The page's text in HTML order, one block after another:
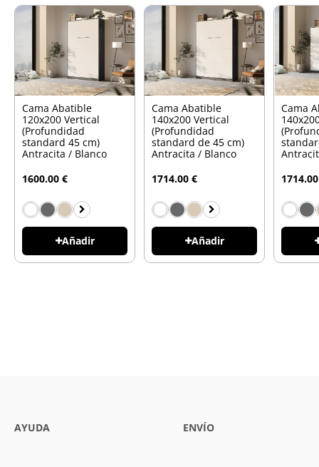
Cama Abatible
120x200 Vertical
(Profundidad
standard 45 cm)
Antracita / Blanco
1600.00 €
Añadir
Cama Abatible
140x200 Vertical
(Profundidad
standard de 45 cm)
Antracita / Blanco
1714.00 €
Añadir
Cama
AYUDA ENVÍO